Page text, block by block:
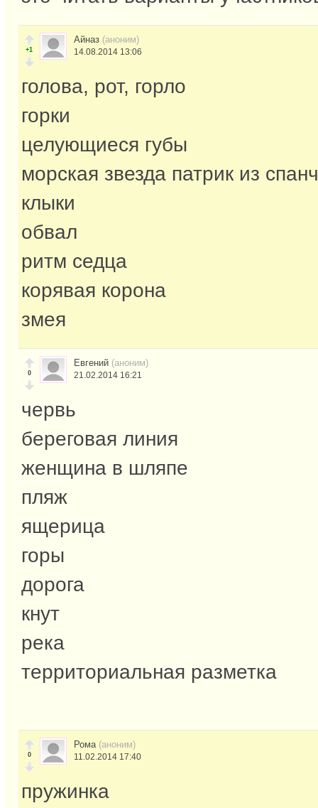
+1
Айназ (аноним)
14.08.2014 13:06
голова, рот, горло
горки
целующиеся губы
морская звезда патрик из
клыки
обвал
ритм седца
корявая корона
змея
0
Евгений (аноним)
21.02.2014 16:21
червь
береговая линия
женщина в шляпе
пляж
ящерица
горы
дорога
кнут
река
территориальная разметка
0
Рома (аноним)
11.02.2014 17:40
пружинка